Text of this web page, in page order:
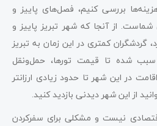
بررسی کنیم، فصل‌های پاییز و
از آنجا که شهر تبریز پاییز و
کمتری در این زمان به تبریز
شده تا قیمت تورها، حمل‌ونقل
در این شهر تا حدود زیادی ارزانتر
از این شهر دیدنی بازدید کنید.
نیست و مشکلی برای سفرکردن